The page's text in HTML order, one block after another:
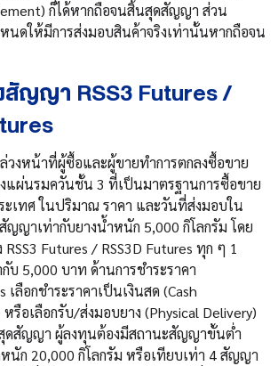
ก็ได้หากถือจนสิ้นสุดสัญญา ส่วน
หนดให้มีการส่งมอบสินค้าจริงเท่านั้นหากถือจน
ญญา RSS3 Futures /
งหน้าที่ผู้ซื้อและผู้ขายทำการตกลงซื้อขาย
แผ่นรมควันชั้น 3 ที่เป็นมาตรฐานการซื้อขาย
ะเทศ ในปริมาณ ราคา และวันที่ส่งมอบใน
ญาเท่ากับยางน้ำหนัก 5,000 กิโลกรัม โดย
Futures / RSS3D Futures ทุก ๆ 1
บ 5,000 บาท ด้านการชำระราคา
เลือกชำระราคาเป็นเงินสด (Cash
รือเลือกรับ/ส่งมอบยาง (Physical Delivery)
ดสัญญา ผู้ลงทุนต้องมีสถานะสัญญาขั้นต่ำ
นัก 20,000 กิโลกรัม หรือเทียบเท่า 4 สัญญา